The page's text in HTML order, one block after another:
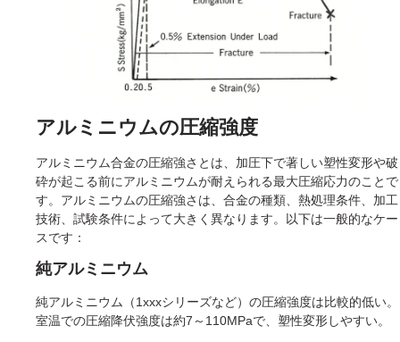
アルミニウムの圧縮強度
アルミニウム合金の圧縮強さとは、加圧下で著しい塑性変形や破
砕が起こる前にアルミニウムが耐えられる最大圧縮応力のことで
す。アルミニウムの圧縮強さは、合金の種類、熱処理条件、加工
技術、試験条件によって大きく異なります。以下は一般的なケー
スです：
純アルミニウム
純アルミニウム（1xxxシリーズなど）の圧縮強度は比較的低い。
室温での圧縮降伏強度は約7～110MPaで、塑性変形しやすい。